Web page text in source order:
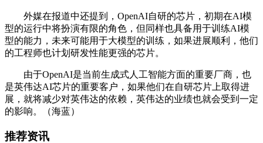
外媒在报道中还提到，OpenAI自研的芯片，初期在AI模
型的运行中将扮演有限的角色，但同样也具备用于训练AI模
型的能力，未来可能用于大模型的训练，如果进展顺利，他们
的工程师也计划研发性能更强的芯片。
由于OpenAI是当前生成式人工智能方面的重要厂商，也
是英伟达AI芯片的重要客户，如果他们在自研芯片上取得进
展，就将减少对英伟达的依赖，英伟达的业绩也就会受到一定
的影响。（海蓝）
推荐资讯